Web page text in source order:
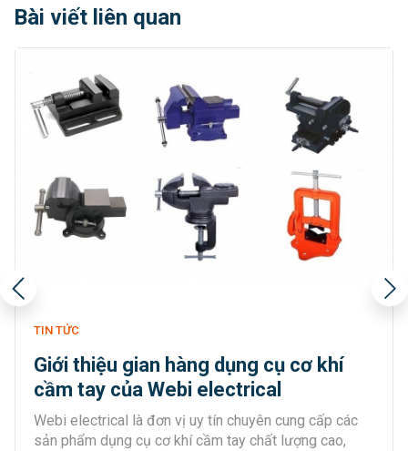
Bài viết liên quan
TIN TỨC
Giới thiệu gian hàng dụng cụ cơ khí
cầm tay của Webi electrical
Webi electrical là đơn vị uy tín chuyên cung cấp các
sản phẩm dụng cụ cơ khí cầm tay chất lượng cao,